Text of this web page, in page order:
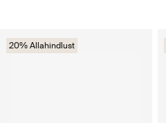
20% Allahindlust